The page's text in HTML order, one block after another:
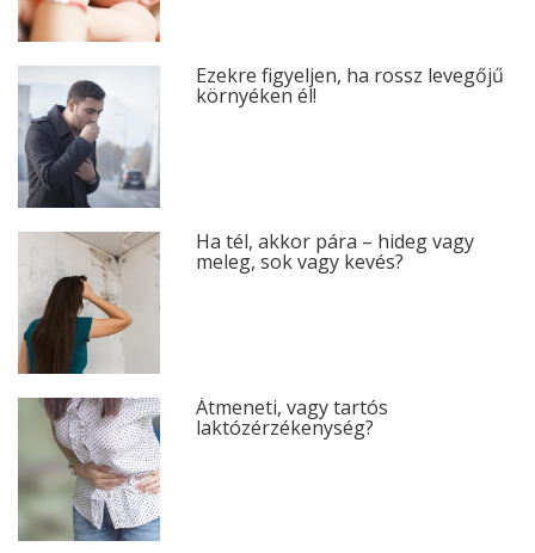
Ezekre figyeljen, ha rossz levegőjű
környéken él!
Ha tél, akkor pára – hideg vagy
meleg, sok vagy kevés?
Átmeneti, vagy tartós
laktózérzékenység?